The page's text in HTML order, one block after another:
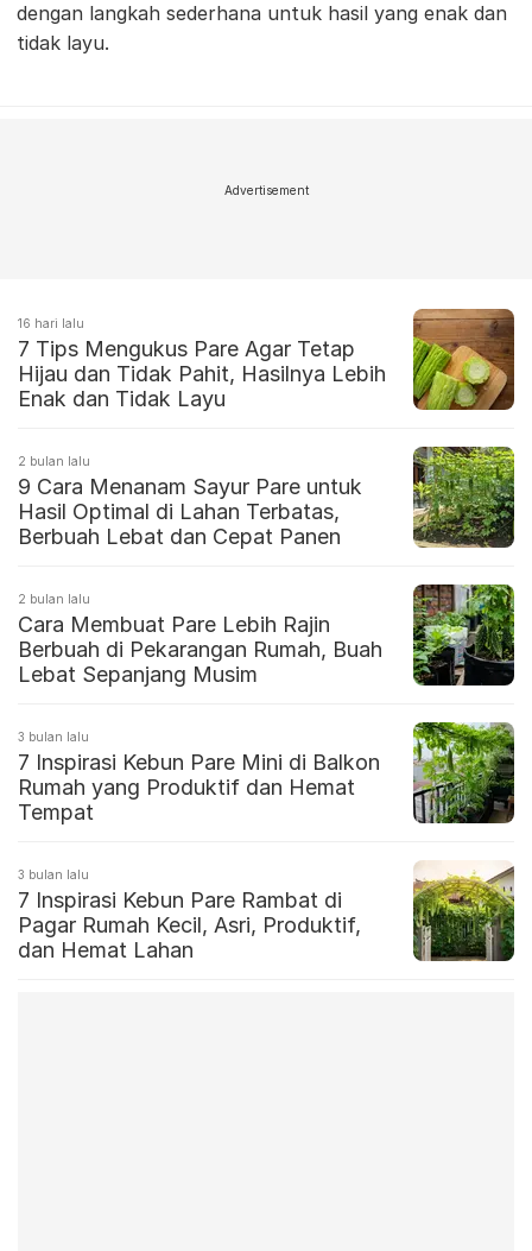
dengan langkah sederhana untuk hasil yang enak dan
tidak layu.
Advertisement
16 hari lalu
7 Tips Mengukus Pare Agar Tetap
Hijau dan Tidak Pahit, Hasilnya Lebih
Enak dan Tidak Layu
2 bulan lalu
9 Cara Menanam Sayur Pare untuk
Hasil Optimal di Lahan Terbatas,
Berbuah Lebat dan Cepat Panen
2 bulan lalu
Cara Membuat Pare Lebih Rajin
Berbuah di Pekarangan Rumah, Buah
Lebat Sepanjang Musim
3 bulan lalu
7 Inspirasi Kebun Pare Mini di Balkon
Rumah yang Produktif dan Hemat
Tempat
3 bulan lalu
7 Inspirasi Kebun Pare Rambat di
Pagar Rumah Kecil, Asri, Produktif,
dan Hemat Lahan